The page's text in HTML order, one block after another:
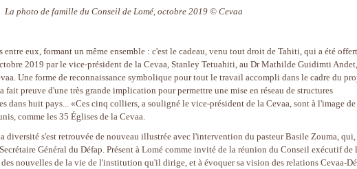
La photo de famille du Conseil de Lomé, octobre 2019 © Cevaa
eux, formant un même ensemble : c'est le cadeau, venu tout droit de Tahiti, qui a été
2019 par le vice-président de la Cevaa, Stanley Tetuahiti, au Dr Mathilde Guidimti Andet,
Une forme de reconnaissance symbolique pour tout le travail accompli dans le cadre du
fait preuve d'une très grande implication pour permettre une mise en réseau de structures
dans huit pays... «Ces cinq colliers, a souligné le vice-président de la Cevaa, sont à l'image
comme les 35 Églises de la Cevaa.
diversité s'est retrouvée de nouveau illustrée avec l'intervention du pasteur Basile Zouma, qui,
Général du Défap. Présent à Lomé comme invité de la réunion du Conseil exécutif de
nouvelles de la vie de l'institution qu'il dirige, et à évoquer sa vision des relations Cevaa-